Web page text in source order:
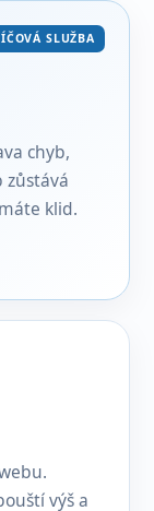
SLUŽBA
chyb,
zůstává
klid.
výš a